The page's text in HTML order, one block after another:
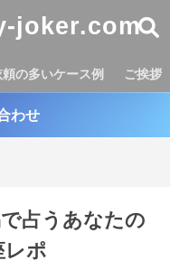
joker.com
頼の多いケース例 ご挨拶
わせ
占うあなたの
レポ